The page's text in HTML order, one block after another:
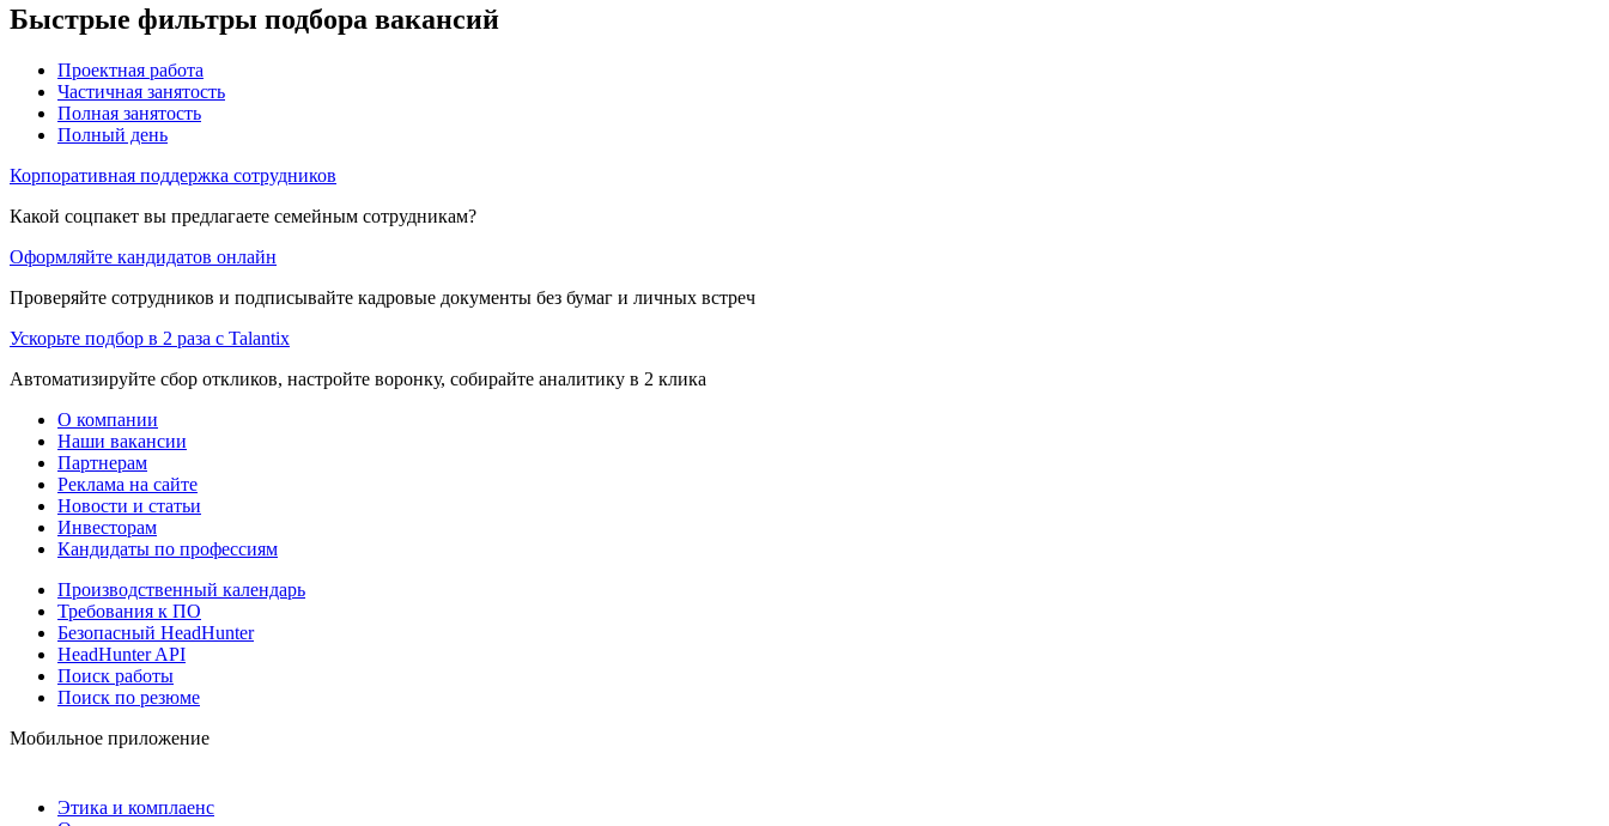
Быстрые фильтры подбора вакансий
Проектная работа
Частичная занятость
Полная занятость
Полный день
Корпоративная поддержка сотрудников
Какой соцпакет вы предлагаете семейным сотрудникам?
Оформляйте кандидатов онлайн
Проверяйте сотрудников и подписывайте кадровые документы без бумаг и личных встреч
Ускорьте подбор в 2 раза с Talantix
Автоматизируйте сбор откликов, настройте воронку, собирайте аналитику в 2 клика
О компании
Наши вакансии
Партнерам
Реклама на сайте
Новости и статьи
Инвесторам
Кандидаты по профессиям
Производственный календарь
Требования к ПО
Безопасный HeadHunter
HeadHunter API
Поиск работы
Поиск по резюме
Мобильное приложение
Этика и комплаенс